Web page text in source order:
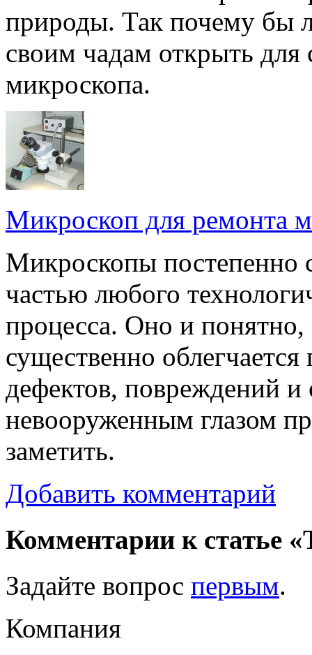
природы. Так почему бы
своим чадам открыть
микроскопа.
Микроскоп для ремонта
Микроскопы постепенно
частью любого
процесса. Оно и
существенно
дефектов, повреждений и
невооруженным глазом
заметить.
Добавить комментарий
Комментарии к статье
Задайте вопрос первым.
Компания